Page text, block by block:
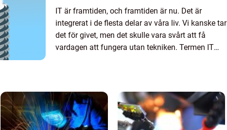
IT är framtiden, och framtiden är nu. Det är
integrerat i de flesta delar av våra liv. Vi kanske tar
det för givet, men det skulle vara svårt att få
vardagen att fungera utan tekniken. Termen IT